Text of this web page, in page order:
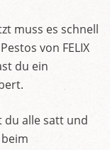
muss es schnell
von FELIX
du ein
du alle satt und